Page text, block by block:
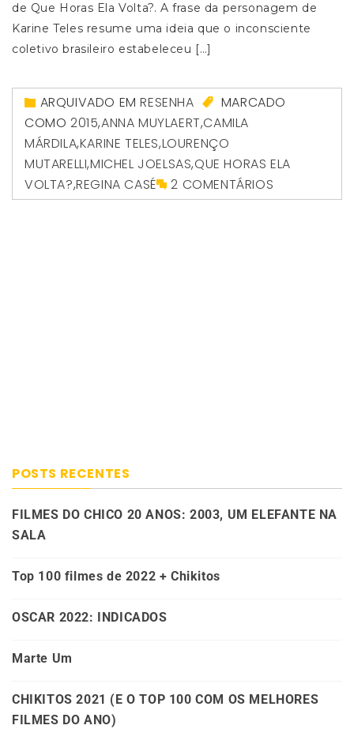
de Que Horas Ela Volta?. A frase da personagem de
Karine Teles resume uma ideia que o inconsciente
coletivo brasileiro estabeleceu […]
ARQUIVADO EMRESENHA
MARCADO
COMO 2015,ANNA MUYLAERT,CAMILA
MÁRDILA,KARINE TELES,LOURENÇO
MUTARELLI,MICHEL JOELSAS,QUE HORAS ELA
VOLTA?,REGINA CASÉ 2 COMENTÁRIOS
POSTS RECENTES
FILMES DO CHICO 20 ANOS: 2003, UM ELEFANTE NA
SALA
Top 100 filmes de 2022 + Chikitos
OSCAR 2022: INDICADOS
Marte Um
CHIKITOS 2021 (E O TOP 100 COM OS MELHORES
FILMES DO ANO)